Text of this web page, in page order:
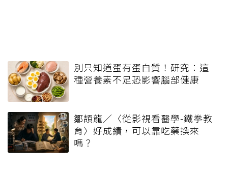
別只知道蛋有蛋白質！研究：這
種營養素不足恐影響腦部健康
鄒頡龍／〈從影視看醫學-鐵拳教
育〉好成績，可以靠吃藥換來
嗎？